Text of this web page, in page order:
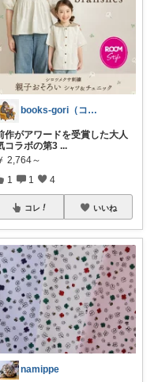
books-gori（コミック・本など）
作がアワードを受賞した大人
コラボの第3 ...
2,764～
1 1 4
コレ いいね
namippe